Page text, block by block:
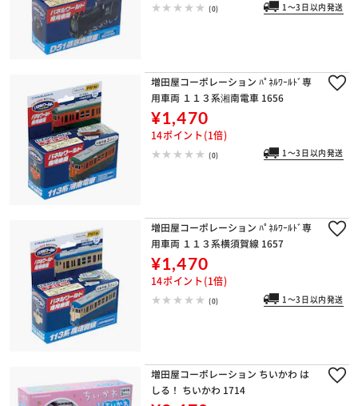
(0) 1～3日以内発送
増田屋コーポレーション ﾊﾟﾈﾙﾜｰﾙﾄﾞ専
用車両 １１３系湘南電車 1656
¥1,470
14ポイント(1倍)
(0) 1～3日以内発送
増田屋コーポレーション ﾊﾟﾈﾙﾜｰﾙﾄﾞ専
用車両 １１３系横須賀線 1657
¥1,470
14ポイント(1倍)
(0) 1～3日以内発送
増田屋コーポレーション ちいかわ は
しる！ ちいかわ 1714